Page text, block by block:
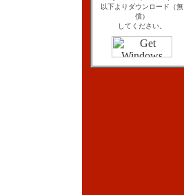
以下よりダウンロード（無
償）
してください。